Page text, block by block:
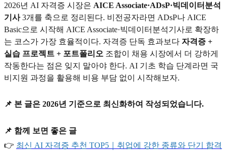
2026년 AI 자격증 시장은 AICE Associate·ADsP·빅데이터분석
기사3개를 축으로 정리된다. 비전공자라면 ADsP나 AICE
Basic으로 시작해 AICE Associate·빅데이터분석기사로 확장하
는 코스가 가장 효율적이다. 자격증 단독 효과보다 자격증 +
실습 프로젝트 + 포트폴리오 조합이 채용 시장에서 더 강하게
작동한다는 점은 잊지 말아야 한다. AI 기초 학습 단계라면 국
비지원 과정을 활용해 비용 부담 없이 시작해보자.
📌 본 글은 2026년 기준으로 최신화하여 작성되었습니다.
📌 함께 보면 좋은 글
👉 최신 AI 자격증 추천 TOP5 ｜취업에 강한 종류와 단기
합격